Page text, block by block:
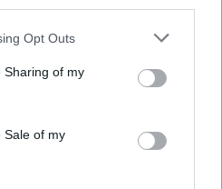
Opt Outs
Sharing of my
Sale of my
αλλά πώς;
Λακωνίας